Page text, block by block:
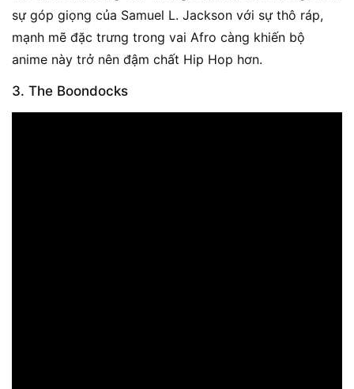
sự góp giọng của Samuel L. Jackson với sự thô ráp,
mạnh mẽ đặc trưng trong vai Afro càng khiến bộ
anime này trở nên đậm chất Hip Hop hơn.
3. The Boondocks